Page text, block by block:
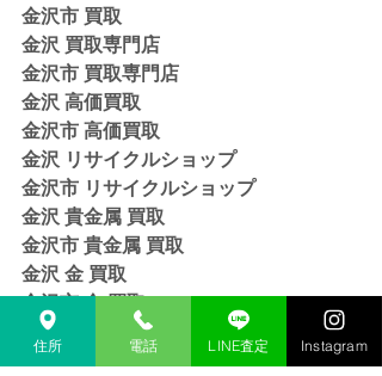
金沢市 買取
金沢 買取専門店
金沢市 買取専門店
金沢 高価買取
金沢市 高価買取
金沢 リサイクルショップ
金沢市 リサイクルショップ
金沢 貴金属 買取
金沢市 貴金属 買取
金沢 金 買取
金沢市 金 買取
金沢 １８金 買取
金沢  K１８ 買取
住所 電話 LINE査定 Instagram